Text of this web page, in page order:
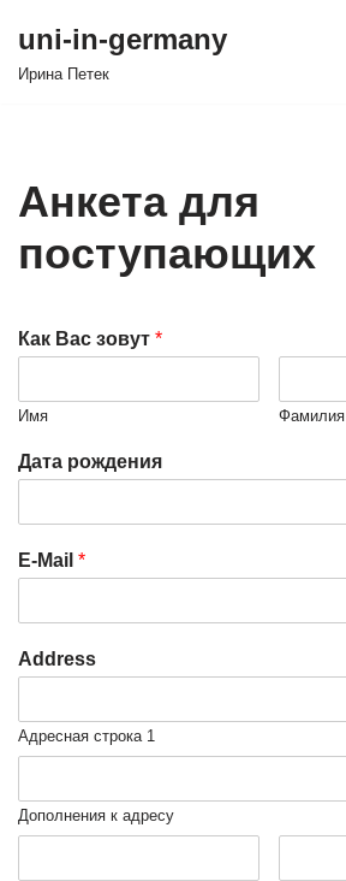
Перейти
uni-in-germany
Иринa Петек
Анкета для
поступающих
Как Вас зовут *
Имя Фамилия
Дата рождения
E-Mail *
Address
Адресная строка 1
Дополнения к адресу